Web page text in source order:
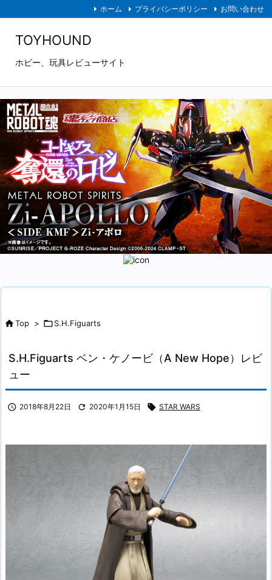
ホーム プライバシーポリシー お問い合わせ
TOYHOUND
ホビー、玩具レビューサイト
Top > S.H.Figuarts
S.H.Figuarts ベン・ケノービ（A New Hope）レビ
ュー
 2018年8月22日  2020年1月15日  STAR WARS